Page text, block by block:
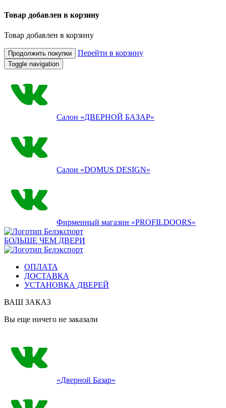
Товар добавлен в корзину
Товар добавлен в корзину
Продолжить покупки Перейти в корзину
Toggle navigation
Салон «ДВЕРНОЙ БАЗАР»
Салон «DOMUS DESIGN»
Фирменный магазин «PROFILDOORS»
БОЛЬШЕ ЧЕМ ДВЕРИ
ОПЛАТА
ДОСТАВКА
УСТАНОВКА ДВЕРЕЙ
ВАШ ЗАКАЗ
Вы еще ничего не заказали
«Дверной Базар»